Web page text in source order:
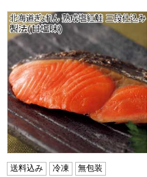
北海道ぎょれん 熟成塩紅鮭
送料込み 冷凍 無包装